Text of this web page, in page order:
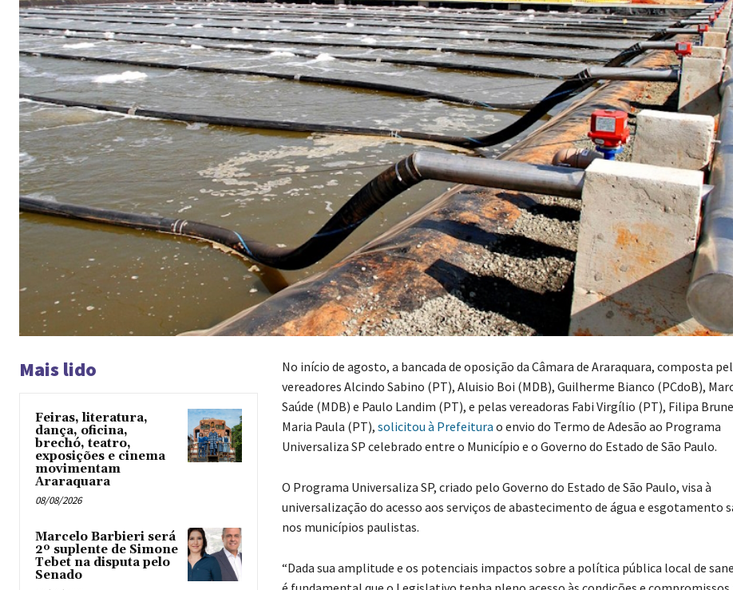
Mais lido
Feiras, literatura,
dança, oficina,
brechó, teatro,
exposições e cinema
movimentam
Araraquara
08/08/2026
Marcelo Barbieri será
2º suplente de Simone
Tebet na disputa pelo
Senado
No início de agosto, a bancada de oposição da Câmara de Araraquara, composta
vereadores Alcindo Sabino (PT), Aluisio Boi (MDB), Guilherme Bianco (PCdoB),
Saúde (MDB) e Paulo Landim (PT), e pelas vereadoras Fabi Virgílio (PT), Filipa
Maria Paula (PT), solicitou à Prefeitura o envio do Termo de Adesão ao Programa
Universaliza SP celebrado entre o Município e o Governo do Estado de São Paulo.
O Programa Universaliza SP, criado pelo Governo do Estado de São Paulo, visa à
universalização do acesso aos serviços de abastecimento de água e esgotamento
nos municípios paulistas.
“Dada sua amplitude e os potenciais impactos sobre a política pública local de